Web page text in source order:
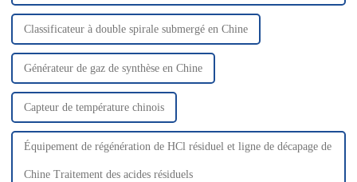
Classificateur à double spirale submergé en Chine
Générateur de gaz de synthèse en Chine
Capteur de température chinois
Équipement de régénération de HCl résiduel et ligne de décapage de
Chine Traitement des acides résiduels